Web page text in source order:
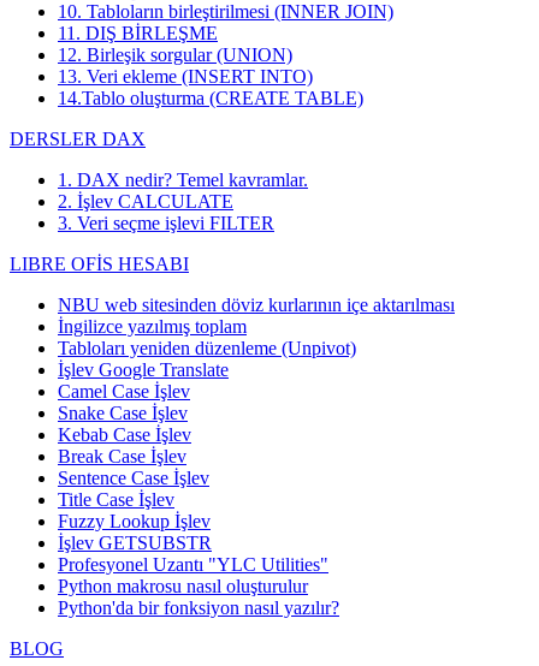
10. Tabloların birleştirilmesi (INNER JOIN)
11. DIŞ BİRLEŞME
12. Birleşik sorgular (UNION)
13. Veri ekleme (INSERT INTO)
14.Tablo oluşturma (CREATE TABLE)
DERSLER DAX
1. DAX nedir? Temel kavramlar.
2. İşlev CALCULATE
3. Veri seçme işlevi FILTER
LIBRE OFİS HESABI
NBU web sitesinden döviz kurlarının içe aktarılması
İngilizce yazılmış toplam
Tabloları yeniden düzenleme (Unpivot)
İşlev Google Translate
Camel Case İşlev
Snake Case İşlev
Kebab Case İşlev
Break Case İşlev
Sentence Case İşlev
Title Case İşlev
Fuzzy Lookup İşlev
İşlev GETSUBSTR
Profesyonel Uzantı "YLC Utilities"
Python makrosu nasıl oluşturulur
Python'da bir fonksiyon nasıl yazılır?
BLOG